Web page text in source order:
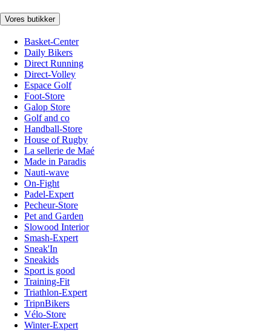
Vores butikker
Basket-Center
Daily Bikers
Direct Running
Direct-Volley
Espace Golf
Foot-Store
Galop Store
Golf and co
Handball-Store
House of Rugby
La sellerie de Maé
Made in Paradis
Nauti-wave
On-Fight
Padel-Expert
Pecheur-Store
Pet and Garden
Slowood Interior
Smash-Expert
Sneak'In
Sneakids
Sport is good
Training-Fit
Triathlon-Expert
TripnBikers
Vélo-Store
Winter-Expert